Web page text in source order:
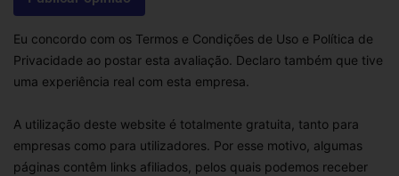
Eu concordo com os Termos e Condições de Uso e Política de
Privacidade ao postar esta avaliação. Declaro também que tive
uma experiência real com esta empresa.
A utilização deste website é totalmente gratuita, tanto para
empresas como para utilizadores. Por esse motivo, algumas
páginas contêm links afiliados, pelos quais podemos receber